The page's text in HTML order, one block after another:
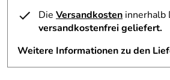
Die Versandkosten innerhalb
versandkostenfrei geliefert.
Weitere Informationen zu den